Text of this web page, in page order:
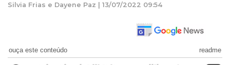
Silvia Frias e Dayene Paz | 13/07/2022 09:54
ouça este conteúdo readme